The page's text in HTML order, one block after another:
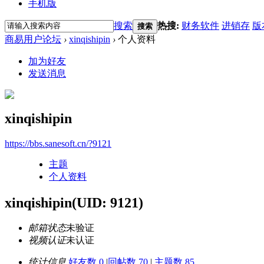
手机版
搜索 搜索 热搜: 财务软件 进销存 版
商易用户论坛 › xinqishipin › 个人资料
加为好友
发送消息
xinqishipin
https://bbs.sanesoft.cn/?9121
主题
个人资料
xinqishipin(UID: 9121)
邮箱状态未验证
视频认证未认证